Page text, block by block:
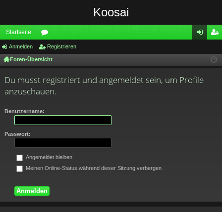
Koosai
Startseite
or
en
el
ist
Anmelden Registrieren
Foren-Übersicht
Du musst registriert und angemeldet sein, um Profile
anzuschauen.
Benutzername:
Passwort:
Angemeldet bleiben
Meinen Online-Status während dieser Sitzung verbergen